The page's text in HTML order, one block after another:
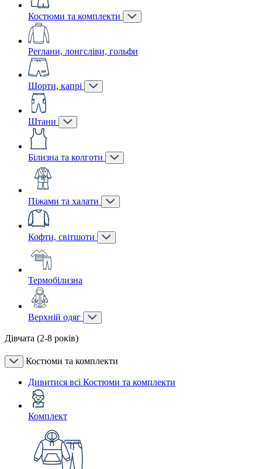
Костюми та комплекти
Реглани, лонгсліви, гольфи
Шорти, капрі
Штани
Білизна та колготи
Піжами та халати
Кофти, світшоти
Термобілизна
Верхній одяг
Дівчата (2-8 років)
Костюми та комплекти
Дивитися всі Костюми та комплекти
Комплект